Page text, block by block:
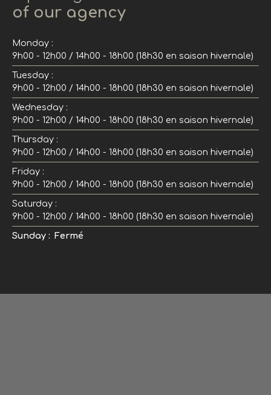
of our agency
Monday :
9h00 - 12h00 / 14h00 - 18h00 (18h30 en saison hivernale)
Tuesday :
9h00 - 12h00 / 14h00 - 18h00 (18h30 en saison hivernale)
Wednesday :
9h00 - 12h00 / 14h00 - 18h00 (18h30 en saison hivernale)
Thursday :
9h00 - 12h00 / 14h00 - 18h00 (18h30 en saison hivernale)
Friday :
9h00 - 12h00 / 14h00 - 18h00 (18h30 en saison hivernale)
Saturday :
9h00 - 12h00 / 14h00 - 18h00 (18h30 en saison hivernale)
Sunday : Fermé